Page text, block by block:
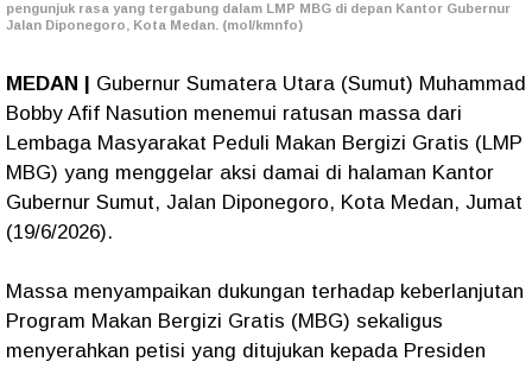
pengunjuk rasa yang tergabung dalam LMP MBG di depan Kantor Gubernur
Jalan Diponegoro, Kota Medan. (mol/kmnfo)
MEDAN | Gubernur Sumatera Utara (Sumut) Muhammad
Bobby Afif Nasution menemui ratusan massa dari
Lembaga Masyarakat Peduli Makan Bergizi Gratis (LMP
MBG) yang menggelar aksi damai di halaman Kantor
Gubernur Sumut, Jalan Diponegoro, Kota Medan, Jumat
(19/6/2026).
Massa menyampaikan dukungan terhadap keberlanjutan
Program Makan Bergizi Gratis (MBG) sekaligus
menyerahkan petisi yang ditujukan kepada Presiden